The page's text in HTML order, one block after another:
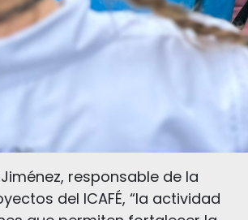
responsable de la
del ICAFÉ, “la actividad